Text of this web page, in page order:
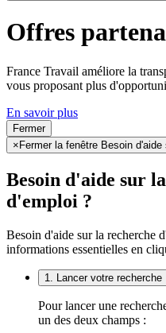
Offres
France Travail améliore la
vous proposant plus
En savoir plus
Fermer
× Fermer la fenêtre Besoin
Besoin d'aide sur
d'emploi ?
Besoin d'aide sur la recherche
informations essentielles en
1. Lancer votre recherche
Pour lancer une
un des deux champs :